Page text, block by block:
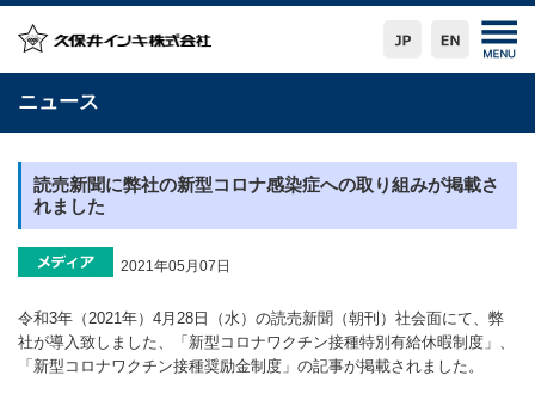
ニュース
読売新聞に弊社の新型コロナ感染症への取り組みが掲載さ
れました
2021年05月07日
令和3年（2021年）4月28日（水）の読売新聞（朝刊）社会面にて、弊
社が導入致しました、「新型コロナワクチン接種特別有給休暇制度」、
「新型コロナワクチン接種奨励金制度」の記事が掲載されました。